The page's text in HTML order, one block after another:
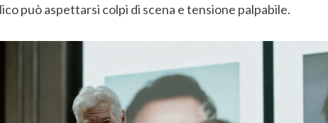
può aspettarsi colpi di scena e tensione palpabile.